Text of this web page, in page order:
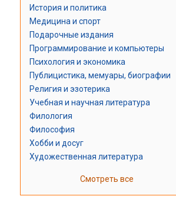
История и политика
Медицина и спорт
Подарочные издания
Программирование и компьютеры
Психология и экономика
Публицистика, мемуары, биографии
Религия и эзотерика
Учебная и научная литература
Филология
Философия
Хобби и досуг
Художественная литература
Смотреть все